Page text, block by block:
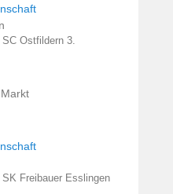
Ostfildern 3.
Freibauer Esslingen